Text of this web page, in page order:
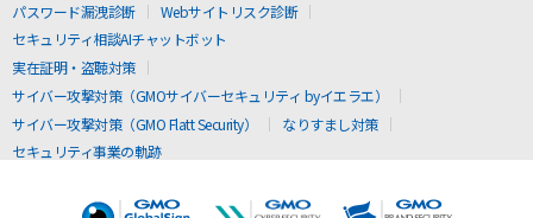
パスワード漏洩診断
Webサイトリスク診断
セキュリティ相談AIチャットボット
実在証明・盗聴対策
サイバー攻撃対策（GMOサイバーセキュリティ byイエラエ）
サイバー攻撃対策（GMO Flatt Security）
なりすまし対策
セキュリティ事業の軌跡